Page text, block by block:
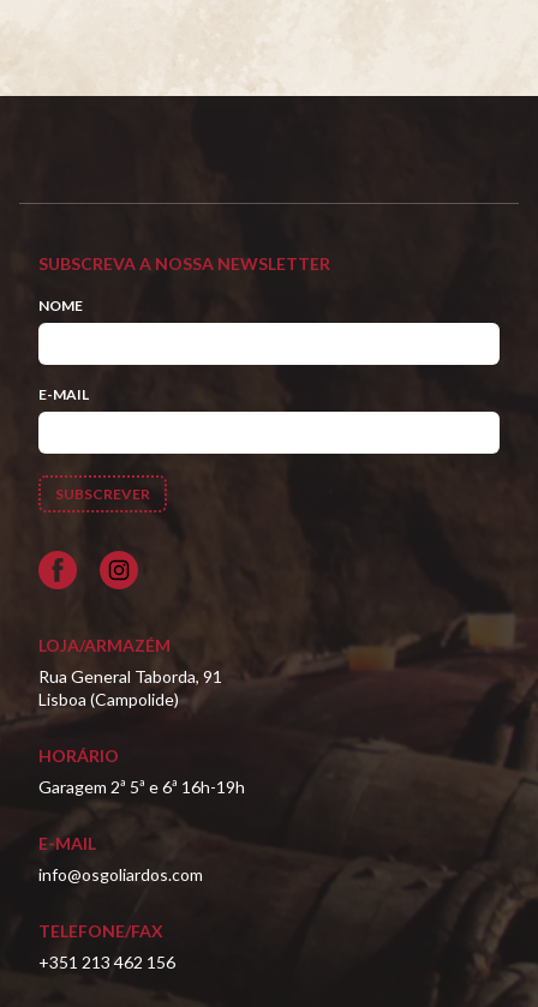
SUBSCREVA A NOSSA NEWSLETTER
NOME
E-MAIL
Facebook
LOJA/ARMAZÉM
Rua General Taborda, 91
Lisboa (Campolide)
HORÁRIO
Garagem 2ª 5ª e 6ª 16h-19h
E-MAIL
info@osgoliardos.com
TELEFONE/FAX
+351 213 462 156